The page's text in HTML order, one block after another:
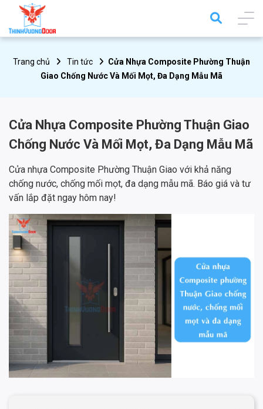
Trang chủ Tin tức
Cửa Nhựa Composite Phường Thuận
Giao Chống Nước Và Mối Mọt, Đa Dạng Mẫu Mã
Cửa Nhựa Composite Phường Thuận Giao
Chống Nước Và Mối Mọt, Đa Dạng Mẫu Mã
Cửa nhựa Composite Phường Thuận Giao với khả năng
chống nước, chống mối mọt, đa dạng mẫu mã. Báo giá và tư
vấn lắp đặt ngay hôm nay!